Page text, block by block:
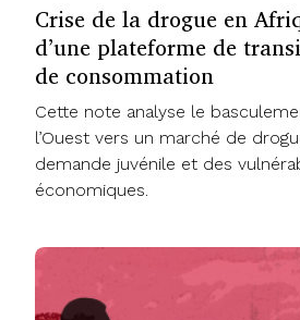
Crise de la drogue en
d’une plateforme de
de consommation
Cette note analyse le
l’Ouest vers un marché de
demande juvénile et des
économiques.